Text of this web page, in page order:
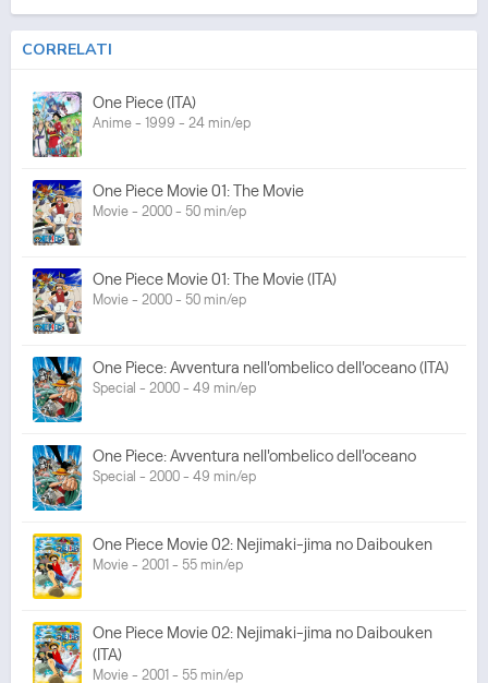
CORRELATI
One Piece (ITA)
Anime - 1999 - 24 min/ep
One Piece Movie 01: The Movie
Movie - 2000 - 50 min/ep
One Piece Movie 01: The Movie (ITA)
Movie - 2000 - 50 min/ep
One Piece: Avventura nell'ombelico dell'oceano (ITA)
Special - 2000 - 49 min/ep
One Piece: Avventura nell'ombelico dell'oceano
Special - 2000 - 49 min/ep
One Piece Movie 02: Nejimaki-jima no Daibouken
Movie - 2001 - 55 min/ep
One Piece Movie 02: Nejimaki-jima no Daibouken
(ITA)
Movie - 2001 - 55 min/ep